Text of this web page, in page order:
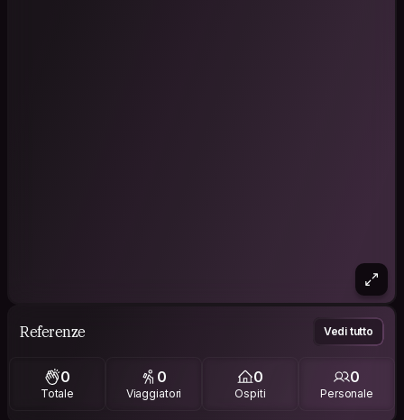
Referenze Vedi tutto
0
Totale
0
Viaggiatori
0
Ospiti
0
Personale